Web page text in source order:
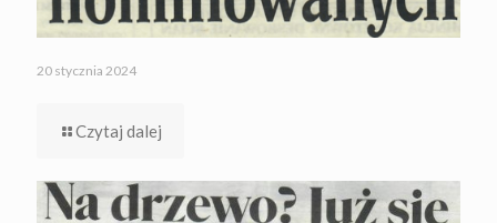
20 stycznia 2024
Czytaj dalej